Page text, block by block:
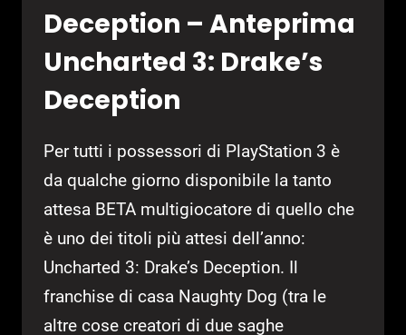
MARIO
3D
LAND
Deception – Anteprima
Uncharted 3: Drake’s
Deception
Per tutti i possessori di PlayStation 3 è
da qualche giorno disponibile la tanto
attesa BETA multigiocatore di quello che
è uno dei titoli più attesi dell’anno:
Uncharted 3: Drake’s Deception. Il
franchise di casa Naughty Dog (tra le
altre cose creatori di due saghe